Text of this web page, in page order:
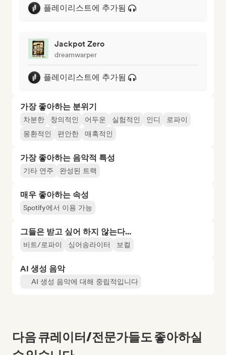
플레이리스트에 추가됨
Jackpot Zero
dreamwarper
플레이리스트에 추가됨
가장 좋아하는 분위기
차분한 창의적인 어두운 실험적인 인디
로파이
몽환적인
편안한 매혹적인
가장 좋아하는 음악적 특성
기타 연주 완성된 트랙
매우 좋아하는 속성
Spotify에서 이용 가능
그들은 받고 싶어 하지 않는다...
비트/로파이 싱어송라이터 보컬
AI 생성 음악
AI 생성 음악에 대해 중립적입니다
다음 큐레이터/전문가들도 좋아하실